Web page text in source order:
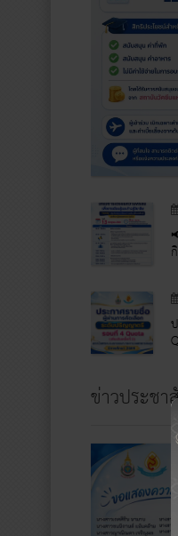
ข่าวประช